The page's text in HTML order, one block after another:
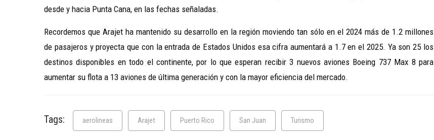
desde y hacia Punta Cana, en las fechas señaladas.
Recordemos que Arajet ha mantenido su desarrollo en la región moviendo tan sólo en el 2024 más de 1.2 millones
de pasajeros y proyecta que con la entrada de Estados Unidos esa cifra aumentará a 1.7 en el 2025. Ya son 25 los
destinos disponibles en todo el continente, por lo que esperan recibir 3 nuevos aviones Boeing 737 Max 8 para
aumentar su flota a 13 aviones de última generación y con la mayor eficiencia del mercado.
Tags: aerolineas Arajet Puerto Rico San Juan Turismo